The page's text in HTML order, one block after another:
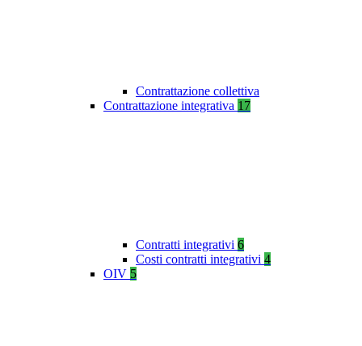
Contrattazione collettiva
Contrattazione integrativa 17
Contratti integrativi 6
Costi contratti integrativi 4
OIV 5